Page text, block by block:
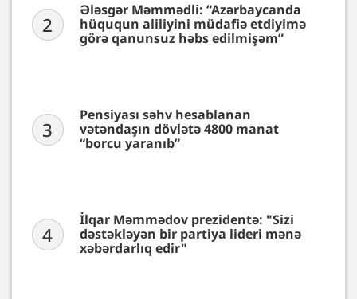
2
Ələsgər Məmmədli: “Azərbaycanda
hüququn aliliyini müdafiə etdiyimə
görə qanunsuz həbs edilmişəm”
3
Pensiyası səhv hesablanan
vətəndaşın dövlətə 4800 manat
“borcu yaranıb”
4
İlqar Məmmədov prezidentə: "Sizi
dəstəkləyən bir partiya lideri mənə
xəbərdarlıq edir"